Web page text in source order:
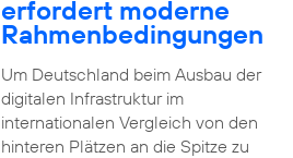
erfordert moderne
Rahmenbedingungen
Um Deutschland beim Ausbau der
digitalen Infrastruktur im
internationalen Vergleich von den
hinteren Plätzen an die Spitze zu